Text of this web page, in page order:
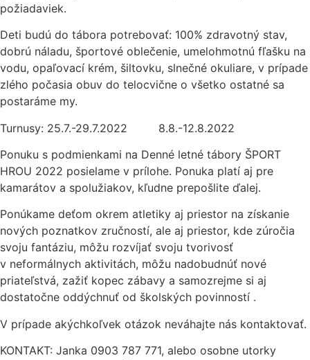
požiadaviek.
Deti budú do tábora potrebovať: 100% zdravotný stav,
dobrú náladu, športové oblečenie, umelohmotnú fľašku na
vodu, opaľovací krém, šiltovku, slnečné okuliare, v prípade
zlého počasia obuv do telocvične o všetko ostatné sa
postaráme my.
Turnusy: 25.7.-29.7.2022 8.8.-12.8.2022
Ponuku s podmienkami na Denné letné tábory ŠPORT
HROU 2022 posielame v prílohe. Ponuka platí aj pre
kamarátov a spolužiakov, kľudne prepošlite ďalej.
Ponúkame deťom okrem atletiky aj priestor na získanie
nových poznatkov zručností, ale aj priestor, kde zúročia
svoju fantáziu, môžu rozvíjať svoju tvorivosť
v neformálnych aktivitách, môžu nadobudnúť nové
priateľstvá, zažiť kopec zábavy a samozrejme si aj
dostatočne oddýchnuť od školských povinností .
V prípade akýchkoľvek otázok neváhajte nás kontaktovať.
KONTAKT: Janka 0903 787 771, alebo osobne utorky